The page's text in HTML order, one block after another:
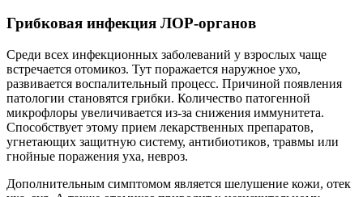
Грибковая инфекция ЛОР-органов
Среди всех инфекционных заболеваний у взрослых чаще
встречается отомикоз. Тут поражается наружное ухо,
развивается воспалительный процесс. Причиной появления
патологии становятся грибки. Количество патогенной
микрофлоры увеличивается из-за снижения иммунитета.
Способствует этому прием лекарственных препаратов,
угнетающих защитную систему, антибиотиков, травмы или
гнойные поражения уха, невроз.
Дополнительным симптомом является шелушение кожи, отек